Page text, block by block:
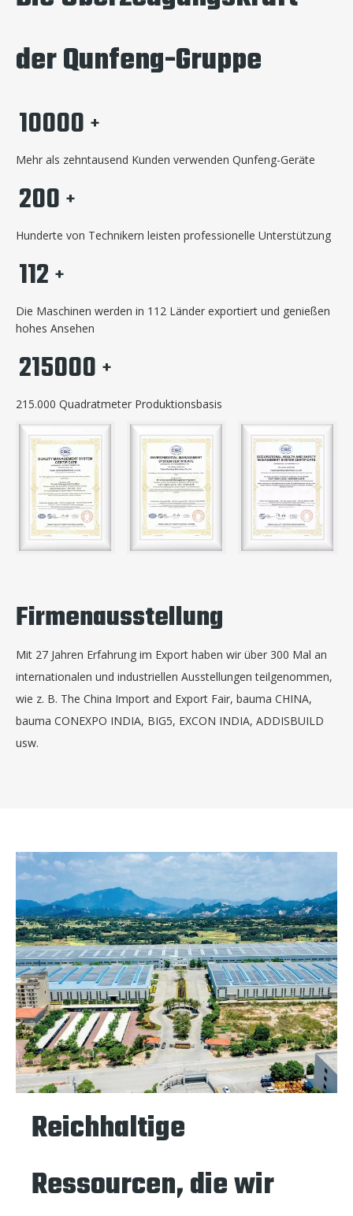
der Qunfeng-Gruppe
10000 +
Mehr als zehntausend Kunden verwenden Qunfeng-Geräte
200 +
Hunderte von Technikern leisten professionelle Unterstützung
112 +
Die Maschinen werden in 112 Länder exportiert und genießen
hohes Ansehen
215000 +
215.000 Quadratmeter Produktionsbasis
Firmenausstellung
Mit 27 Jahren Erfahrung im Export haben wir über 300 Mal an
internationalen und industriellen Ausstellungen teilgenommen,
wie z. B. The China Import and Export Fair, bauma CHINA,
bauma CONEXPO INDIA, BIG5, EXCON INDIA, ADDISBUILD
usw.
Reichhaltige
Ressourcen, die wir
Q Wie lange ist Ihre Lieferzeit?
A Ungefähr 90-120 Tage nach Erhalt der Anzahlung.Die
genaue Lieferzeit hängt vom jeweiligen
Maschinenmodell ab.
QWie ist die Garantie auf Ihre Maschine?
A
Es gibt eine 12-monatige Garantie, die mit dem
Datum beginnt, an dem die Maschine in Ihrem
QHaben Sie eine Maschine auf Lager?